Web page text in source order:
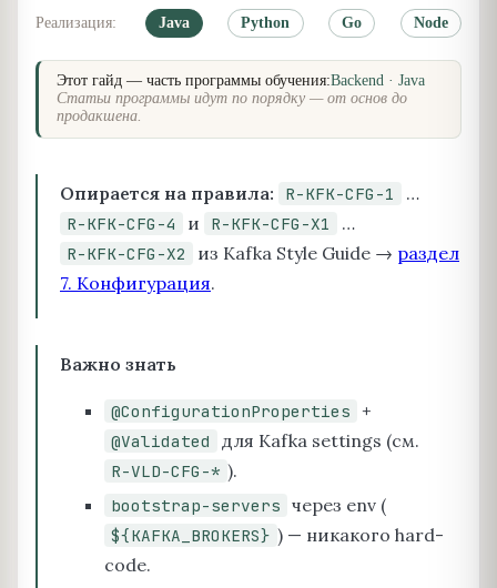
Реализация: Java Python Go Node
Этот гайд — часть программы обучения:Backend · Java
Статьи программы идут по порядку — от основ до
продакшена.
Опирается на правила: R-KFK-CFG-1 …
R-KFK-CFG-4 и R-KFK-CFG-X1 …
R-KFK-CFG-X2 из Kafka Style Guide → раздел
7. Конфигурация.
Важно знать
@ConfigurationProperties +
@Validated для Kafka settings (см.
R-VLD-CFG-* ).
bootstrap-servers через env (
${KAFKA_BROKERS} ) — никакого hard-
code.